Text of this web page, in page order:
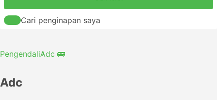
Cari penginapan saya
PengendaliAdc 🚌
Adc